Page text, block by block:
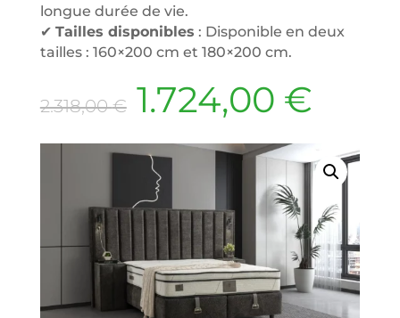
longue durée de vie.
✔ Tailles disponibles : Disponible en deux
tailles : 160×200 cm et 180×200 cm.
2.318,00€ Le
prix
initial
était :
2.318,00 €.
1.724,00 €
est :